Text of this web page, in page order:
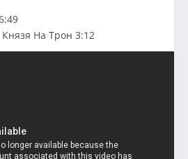
Князя На Трон 3:12